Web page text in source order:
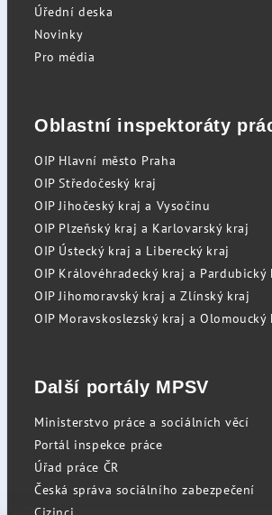
Úřední deska
Novinky
Pro média
Oblastní inspektoráty
OIP Hlavní město Praha
OIP Středočeský kraj
OIP Jihočeský kraj a Vysočinu
OIP Plzeňský kraj a Karlovarský kraj
OIP Ústecký kraj a Liberecký kraj
OIP Královéhradecký kraj a Pardubický
OIP Jihomoravský kraj a Zlínský kraj
OIP Moravskoslezský kraj a Olomoucký
Další portály MPSV
Ministerstvo práce a sociálních věcí
Portál inspekce práce
Úřad práce ČR
Česká správa sociálního zabezpečení